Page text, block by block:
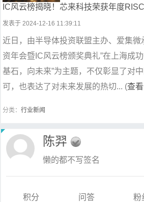
IC风云榜揭晓！芯来科技荣获年度
发表于 2024-12-16 11:39:11
近日，由半导体投资联盟主办、爱集微
资年会暨IC风云榜颁奖典礼”在上海成
基石，向未来”为主题，不仅彰显了对
可，也表达了对未来发展的热切... (查
分类： 行业新闻
陈羿
懒的都不写签名
积分
问答
粉